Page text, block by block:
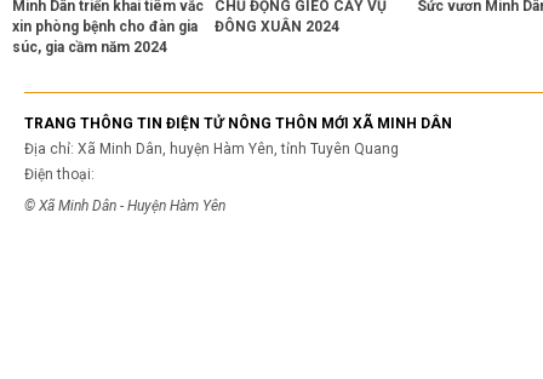
Minh Dân triển khai tiêm vắc
xin phòng bệnh cho đàn gia
súc, gia cầm năm 2024
CHỦ ĐỘNG GIEO CẤY VỤ
ĐÔNG XUÂN 2024
Sức vươn Minh
TRANG THÔNG TIN ĐIỆN TỬ NÔNG THÔN MỚI XÃ MINH DÂN
Địa chỉ: Xã Minh Dân, huyện Hàm Yên, tỉnh Tuyên Quang
Điện thoại:
© Xã Minh Dân - Huyện Hàm Yên